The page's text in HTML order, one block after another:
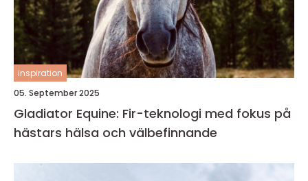
inspiration
05. September 2025
Gladiator Equine: Fir-teknologi med fokus på
hästars hälsa och välbefinnande